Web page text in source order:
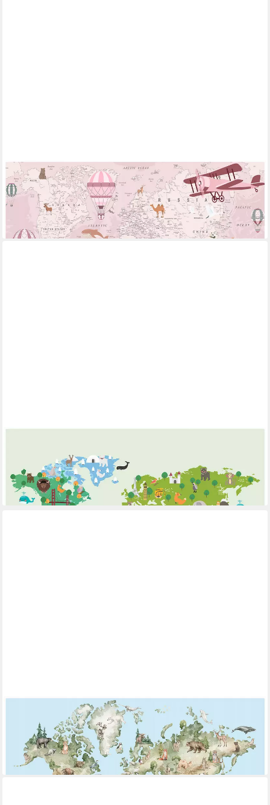
WALLARENA
Fototapete Weltkarte reißfest inkl. Kleister Kinderzimmer
312x219 cm, glatt, 254 x 184 cm
ab 49,99 €
lieferbar - in 4-5 Werktagen bei dir
416x254 cm, glatt, 254 x 184 cm
ab 59,99 €
lieferbar - in 4-5 Werktagen bei dir
Fototapete Weltkarte strapazierfähig abwaschbar Kinderzimmer
368x254 cm, glatt, 254 x 184 cm
ab 59,99 €
lieferbar - in 4-5 Werktagen bei dir